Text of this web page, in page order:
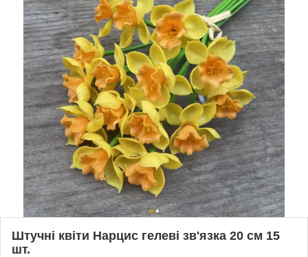
Штучні квіти Нарцис гелеві зв'язка 20 см 15
шт.